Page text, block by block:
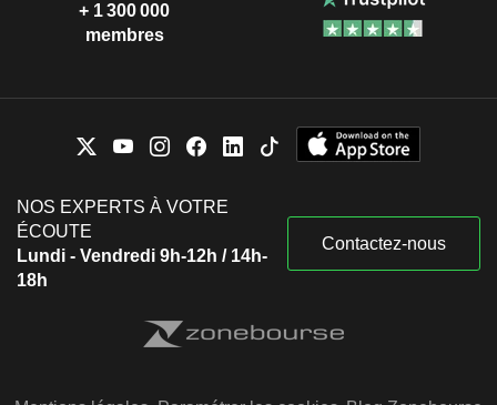
+ 1 300 000
membres
NOS EXPERTS À VOTRE
ÉCOUTE
Lundi - Vendredi 9h-12h / 14h-
18h
Contactez-nous